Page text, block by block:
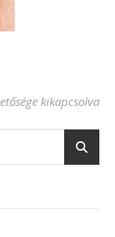
kikapcsolva